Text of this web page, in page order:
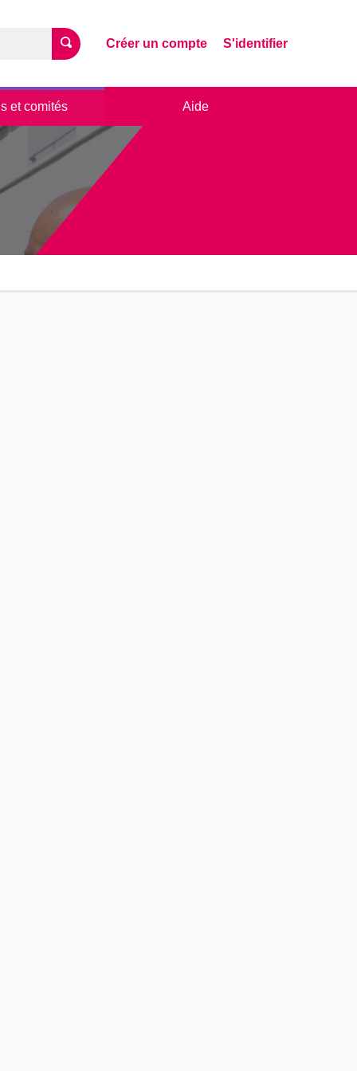
Créer un compte S'identifier
et comités Aide